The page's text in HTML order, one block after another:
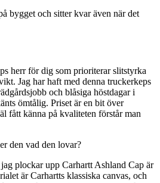
bygget och sitter kvar även när det
herr för dig som prioriterar slitstyrka
Jag har haft med denna truckerkeps
och blåsiga höstdagar i
ömtålig. Priset är en bit över
fått känna på kvaliteten förstår man
den vad den lovar?
plockar upp Carhartt Ashland Cap är
är Carhartts klassiska canvas, och